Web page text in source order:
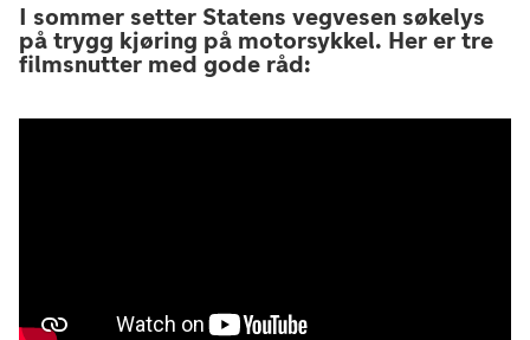
I sommer setter Statens vegvesen søkelys
på trygg kjøring på motorsykkel. Her er tre
filmsnutter med gode råd: